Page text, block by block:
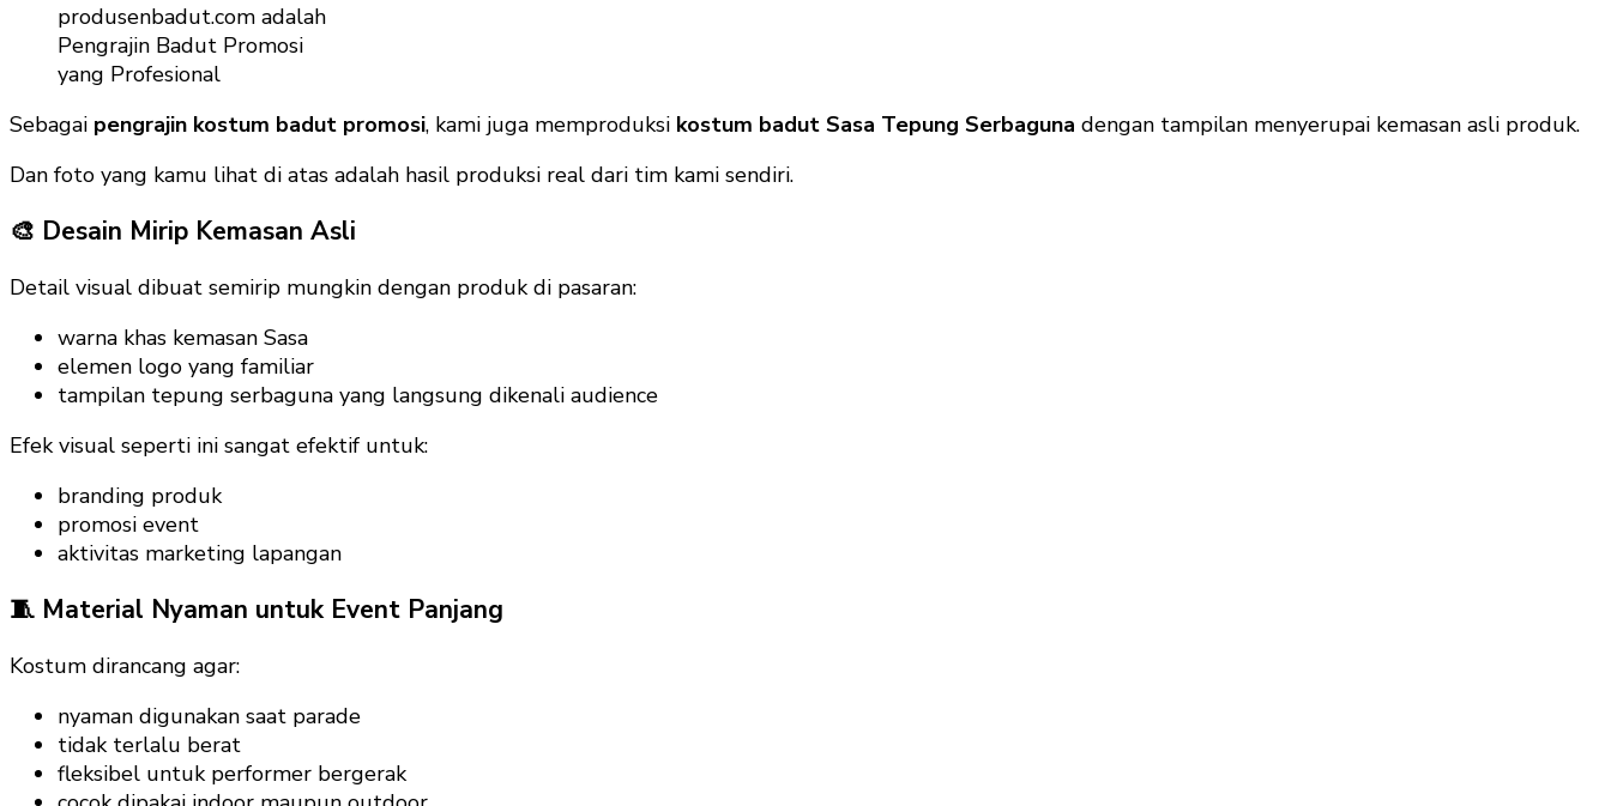
produsenbadut.com adalah
Pengrajin Badut Promosi
yang Profesional
Sebagai pengrajin kostum badut promosi, kami juga memproduksi kostum badut Sasa Tepung Serbaguna dengan tampilan menyerupai kemasan asli produk.
Dan foto yang kamu lihat di atas adalah hasil produksi real dari tim kami sendiri.
🎨 Desain Mirip Kemasan Asli
Detail visual dibuat semirip mungkin dengan produk di pasaran:
warna khas kemasan Sasa
elemen logo yang familiar
tampilan tepung serbaguna yang langsung dikenali audience
Efek visual seperti ini sangat efektif untuk:
branding produk
promosi event
aktivitas marketing lapangan
🧵 Material Nyaman untuk Event Panjang
Kostum dirancang agar:
nyaman digunakan saat parade
tidak terlalu berat
fleksibel untuk performer bergerak